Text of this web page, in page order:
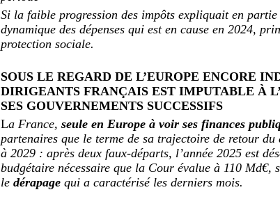
Si la faible progression des impôts expliquait en
dynamique des dépenses qui est en cause en 2024,
protection sociale.
SOUS LE REGARD DE L’EUROPE ENCORE
DIRIGEANTS FRANÇAIS EST IMPUTABLE À
SES GOUVERNEMENTS SUCCESSIFS
La France,seule en Europe à voir ses finances
partenaires que le terme de sa trajectoire de retour
à 2029 : après deux faux-départs, l’année 2025 est
budgétaire nécessaire que la Cour évalue à 110
ledérapage qui a caractérisé les derniers mois.